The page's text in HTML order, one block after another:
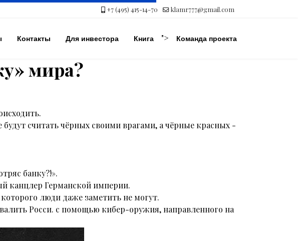
+7 (495) 415-14-70 klamr777@gmail.com
Контакты Для инвестора Книга "> Команда проекта
мира?
считать чёрных своими врагами, а чёрные красных -
банку?!».
канцлер Германской империи.
люди даже заметить не могут.
Росси. с помощью кибер-оружия, направленного на